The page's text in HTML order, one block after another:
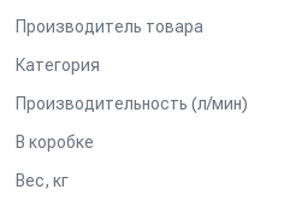
Производитель товара
Категория
Производительность (л/мин)
В коробке
Вес, кг